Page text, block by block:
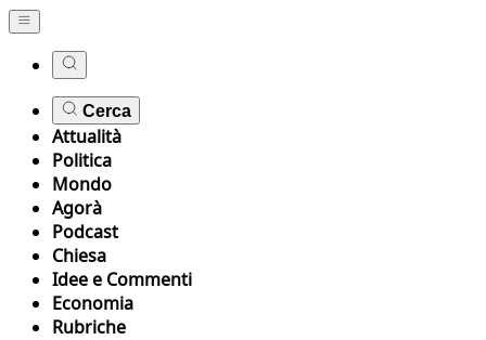
Cerca
Attualità
Politica
Mondo
Agorà
Podcast
Chiesa
Idee e Commenti
Economia
Rubriche